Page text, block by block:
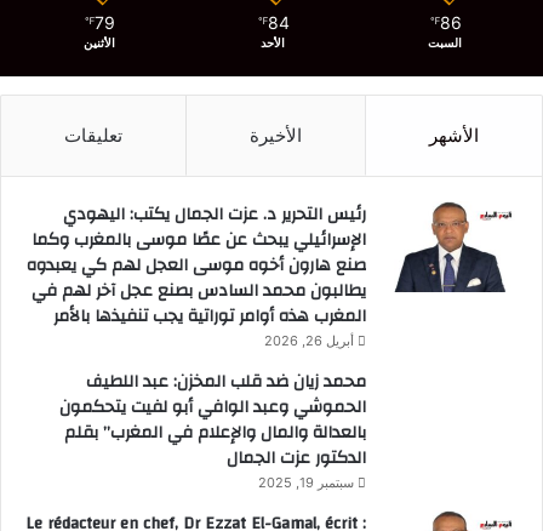
86
℉
السبت
84
℉
الأحد
79
℉
الأثنين
الأشهر الأخيرة تعليقات
رئيس التحرير د. عزت الجمال يكتب: اليهودي
الإسرائيلي يبحث عن عصًا موسى بالمغرب وكما
صنع هارون أخوه موسى العجل لهم كي يعبدوه
يطالبون محمد السادس بصنع عجل آخر لهم في
المغرب هذه أوامر توراتية يجب تنفيذها بالأمر
أبريل 26, 2026
محمد زيان ضد قلب المخزن: عبد اللطيف
الحموشي وعبد الوافي أبو لفيت يتحكمون
بالعدالة والمال والإعلام في المغرب” بقلم
الدكتور عزت الجمال
سبتمبر 19, 2025
Le rédacteur en chef, Dr Ezzat El-Gamal, écrit :